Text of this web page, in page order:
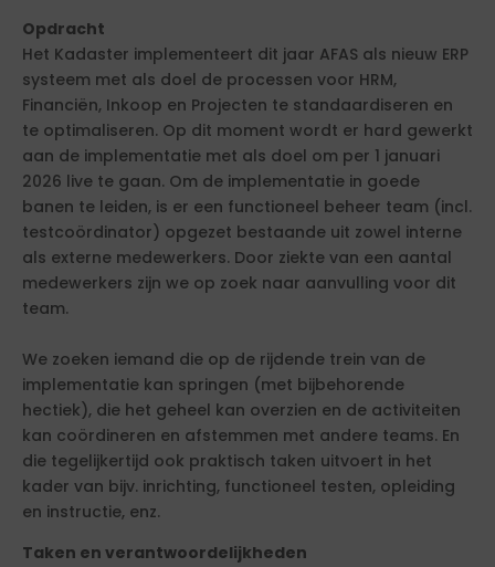
Opdracht
Het Kadaster implementeert dit jaar AFAS als nieuw ERP
systeem met als doel de processen voor HRM,
Financiën, Inkoop en Projecten te standaardiseren en
te optimaliseren. Op dit moment wordt er hard gewerkt
aan de implementatie met als doel om per 1 januari
2026 live te gaan. Om de implementatie in goede
banen te leiden, is er een functioneel beheer team (incl.
testcoördinator) opgezet bestaande uit zowel interne
als externe medewerkers. Door ziekte van een aantal
medewerkers zijn we op zoek naar aanvulling voor dit
team.
We zoeken iemand die op de rijdende trein van de
implementatie kan springen (met bijbehorende
hectiek), die het geheel kan overzien en de activiteiten
kan coördineren en afstemmen met andere teams. En
die tegelijkertijd ook praktisch taken uitvoert in het
kader van bijv. inrichting, functioneel testen, opleiding
en instructie, enz.
Taken en verantwoordelijkheden